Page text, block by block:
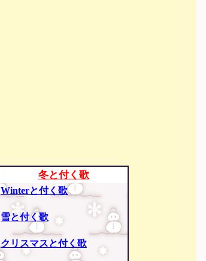
冬と付く歌
Winterと付く歌
雪と付く歌
クリスマスと付く歌